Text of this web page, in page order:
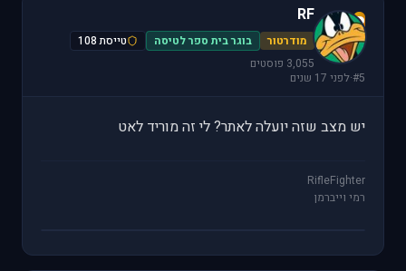
R
RF
מודרטור בוגר בית ספר לטיסה
טייסת 108
3,055 פוסטים
#5
·לפני 17 שנים
יש מצב שזה יועלה לאתר? לי זה מוריד לאט
RifleFighter
רמי וייברמן